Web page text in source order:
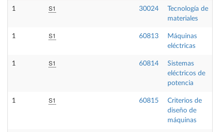
1 S1 30024
Tecnología de
materiales
1 S1 60813
Máquinas
eléctricas
1 S1 60814
Sistemas
eléctricos de
potencia
1 S1 60815
Criterios de
diseño de
máquinas